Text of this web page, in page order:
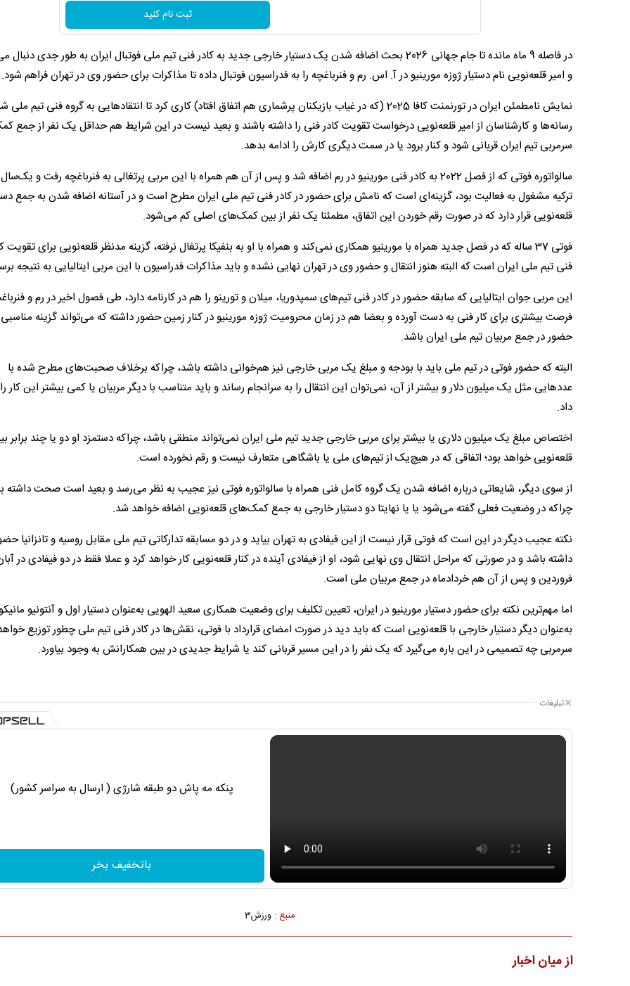
ثبت نام کنید
​در فاصله 9 ماه مانده تا جام جهانی 2026 بحث اضافه شدن یک دستیار خارجی جدید به کادر فنی تیم ملی فوتبال ایران به طور جدی
و امیر قلعه‌نویی نام دستیار ژوزه مورینیو در آ. اس. رم و فنرباغچه را به فدراسیون فوتبال داده تا مذاکرات برای حضور وی در تهران فراهم شود.
نمایش نامطمئن ایران در تورنمنت کافا 2025 (که در غیاب بازیکنان پرشماری هم اتفاق افتاد) کاری کرد تا انتقادهایی به گروه فنی تیم
رسانه‌ها و کارشناسان از امیر قلعه‌نویی درخواست تقویت کادر فنی را داشته باشند و بعید نیست در این شرایط هم حداقل یک نفر از جمع
سرمربی تیم ایران قربانی شود و کنار برود یا در سمت دیگری کارش را ادامه بدهد.
سالواتوره فوتی که از فصل 2022 به کادر فنی مورینیو در رم اضافه شد و پس از آن هم همراه با این مربی پرتغالی به فنرباغچه رفت و
ترکیه مشغول به فعالیت بود، گزینه‌ای است که نامش برای حضور در کادر فنی تیم ملی ایران مطرح است و در آستانه اضافه شدن به جمع
قلعه‌نویی قرار دارد که در صورت رقم خوردن این اتفاق، مطمئنا یک نفر از بین کمک‌های اصلی کم می‌شود.
فوتی 37 ساله که در فصل جدید همراه با مورینیو همکاری نمی‌کند و همراه با او به بنفیکا پرتغال نرفته، گزینه مدنظر قلعه‌نویی برای تقویت
فنی تیم ملی ایران است که البته هنوز انتقال و حضور وی در تهران نهایی نشده و باید مذاکرات فدراسیون با این مربی ایتالیایی به نتیجه
این مربی جوان ایتالیایی که سابقه حضور در کادر فنی تیم‌های سمپدوریا، میلان و تورینو را هم در کارنامه دارد، طی فصول اخیر در رم و
فرصت بیشتری برای کار فنی به دست آورده و بعضا هم در زمان محرومیت ژوزه مورینیو در کنار زمین حضور داشته که می‌تواند گزینه
حضور در جمع مربیان تیم ملی ایران باشد.
البته که حضور فوتی در تیم ملی باید با بودجه و مبلغ یک مربی خارجی نیز هم‌خوانی داشته باشد، چراکه برخلاف صحبت‌های مطرح شده با
عددهایی مثل یک میلیون دلار و بیشتر از آن، نمی‌توان این انتقال را به سرانجام رساند و باید متناسب با دیگر مربیان یا کمی بیشتر این کار
داد.
اختصاص مبلغ یک میلیون دلاری یا بیشتر برای مربی خارجی جدید تیم ملی ایران نمی‌تواند منطقی باشد، چراکه دستمزد او دو یا چند برابر
قلعه‌نویی خواهد بود؛ اتفاقی که در هیچ‌یک از تیم‌های ملی یا باشگاهی متعارف نیست و رقم نخورده است.
از سوی دیگر، شایعاتی درباره اضافه شدن یک گروه کامل فنی همراه با سالواتوره فوتی نیز عجیب به نظر می‌رسد و بعید است صحت داشته
چراکه در وضعیت فعلی گفته می‌شود یا یا نهایتا دو دستیار خارجی به جمع کمک‌های قلعه‌نویی اضافه خواهد شد.
نکته عجیب دیگر در این است که فوتی قرار نیست از این فیفادی به تهران بیاید و در دو مسابقه تدارکاتی تیم ملی مقابل روسیه و تانزانیا
داشته باشد و در صورتی که مراحل انتقال وی نهایی شود، او از فیفادی آینده در کنار قلعه‌نویی کار خواهد کرد و عملا فقط در دو فیفادی در
فروردین و پس از آن هم خردادماه در جمع مربیان ملی است.
اما مهم‌ترین نکته برای حضور دستیار مورینیو در ایران، تعیین تکلیف برای وضعیت همکاری سعید الهویی به‌عنوان دستیار اول و آنتونیو
به‌عنوان دیگر دستیار خارجی با قلعه‌نویی است که باید دید در صورت امضای قرارداد با فوتی، نقش‌ها در کادر فنی تیم ملی چطور توزیع
سرمربی چه تصمیمی در این باره می‌گیرد که یک نفر را در این مسیر قربانی کند یا شرایط جدیدی در بین همکارانش به وجود بیاورد.
تبلیغات
پنکه مه پاش دو طبقه شارژی ( ارسال به سراسر کشور)
باتخفیف بخر
منبع : ورزش3
از میان اخبار